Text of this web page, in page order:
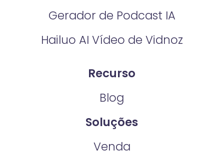
Gerador de Podcast IA
Hailuo AI Vídeo de Vidnoz
Recurso
Blog
Soluções
Venda